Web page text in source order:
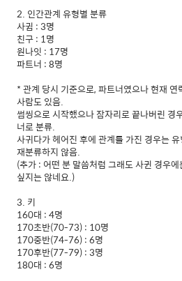
2. 인간관계 유형별 분류
사귐 : 3명
친구 : 1명
원나잇 : 17명
파트너 : 8명
* 관계 당시 기준으로, 파트너였으나 현재
사람도 있음.
썸씽으로 시작했으나 잠자리로 끝나버린 경
너로 분류.
사귀다가 헤어진 후에 관계를 가진 경우는
재분류하지 않음.
(추가 : 어떤 분 말씀처럼 그래도 사귄 경우
싶지는 않네요.)
3. 키
160대 : 4명
170초반(70-73) : 10명
170중반(74-76) : 6명
170후반(77-79) : 3명
180대 : 6명